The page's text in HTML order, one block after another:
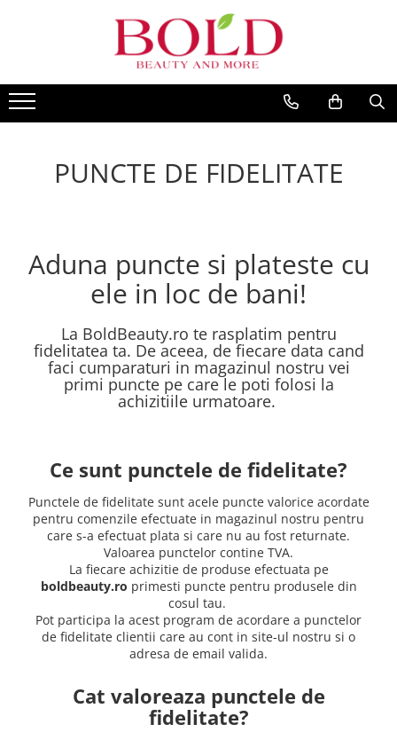
INGRIJIRE PAR
SAMPOANE
PACHETE CADOU SI SETURI
VOPSEA SI PRODUSE TEHNICE
KITURI PROMO PT SALOANE
CORP
MARCI POPULARE
ALFAPARF
FANOLA
KEMON
L`OREAL PROFESSIONNEL
MILK SHAKE
WELLA PROFESSIONALS
PUNCTE DE FIDELITATE
Aduna puncte si plateste cu
ele in loc de bani!
La BoldBeauty.ro te rasplatim pentru
fidelitatea ta. De aceea, de fiecare data cand
faci cumparaturi in magazinul nostru vei
primi puncte pe care le poti folosi la
achizitiile urmatoare.
Ce sunt punctele de fidelitate?
Punctele de fidelitate sunt acele puncte valorice acordate
pentru comenzile efectuate in magazinul nostru pentru
care s-a efectuat plata si care nu au fost returnate.
Valoarea punctelor contine TVA.
La fiecare achizitie de produse efectuata pe
boldbeauty.ro primesti puncte pentru produsele din
cosul tau.
Pot participa la acest program de acordare a punctelor
de fidelitate clientii care au cont in site-ul nostru si o
adresa de email valida.
Cat valoreaza punctele de
fidelitate?